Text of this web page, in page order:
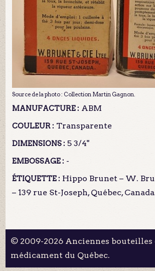
Source de la photo : Collection Martin Gagnon.
MANUFACTURE : ABM
COULEUR : Transparente
DIMENSIONS : 5 3/4"
EMBOSSAGE : -
ÉTIQUETTE : Hippo Brunet – W.
– 139 rue St-Joseph, Québec,
© 2009-2026 Anciennes bouteilles
médicament du Québec.